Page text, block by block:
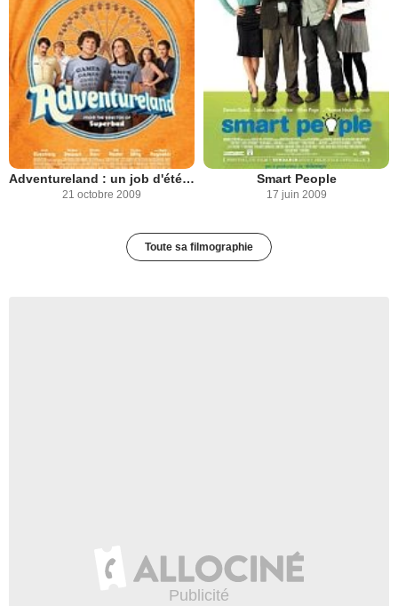
Adventureland : un job d'été à éviter
21 octobre 2009
Smart People
17 juin 2009
Toute sa filmographie